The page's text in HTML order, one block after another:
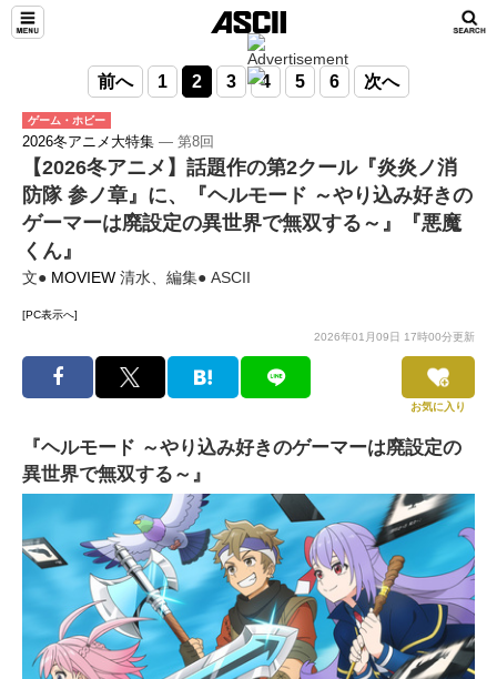
前へ 1 2 3 4 5 6 次へ
ゲーム・ホビー
2026冬アニメ大特集 ― 第8回
【2026冬アニメ】話題作の第2クール『炎炎ノ消
防隊 参ノ章』に、『ヘルモード ～やり込み好きの
ゲーマーは廃設定の異世界で無双する～』『悪魔
くん』
文● MOVIEW 清水、編集● ASCII
[PC表示へ]
2026年01月09日 17時00分更新
お気に入り
『ヘルモード ～やり込み好きのゲーマーは廃設定の
異世界で無双する～』